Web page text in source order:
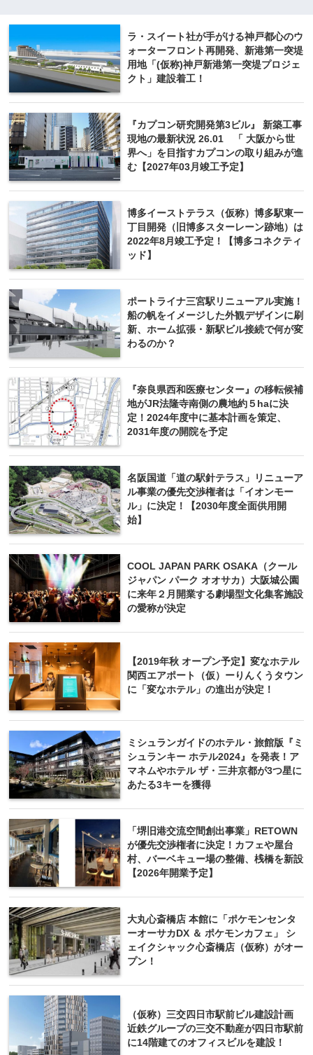
ラ・スイート社が手がける神戸都心のウ
ォーターフロント再開発、新港第一突堤
用地「(仮称)神戸新港第一突堤プロジェ
クト」建設着工！
『カプコン研究開発第3ビル』 新築工事
現地の最新状況 26.01 「 大阪から世
界へ」を目指すカプコンの取り組みが進
む【2027年03月竣工予定】
博多イーストテラス（仮称）博多駅東一
丁目開発（旧博多スターレーン跡地）は
2022年8月竣工予定！【博多コネクティ
ッド】
ポートライナ三宮駅リニューアル実施！
船の帆をイメージした外観デザインに刷
新、ホーム拡張・新駅ビル接続で何が変
わるのか？
『奈良県西和医療センター』の移転候補
地がJR法隆寺南側の農地約５haに決
定！2024年度中に基本計画を策定、
2031年度の開院を予定
名阪国道「道の駅針テラス」リニューア
ル事業の優先交渉権者は「イオンモー
ル」に決定！【2030年度全面供用開
始】
COOL JAPAN PARK OSAKA（クール
ジャパン パーク オオサカ）大阪城公園
に来年２月開業する劇場型文化集客施設
の愛称が決定
【2019年秋 オープン予定】変なホテル
関西エアポート（仮）ーりんくうタウン
に「変なホテル」の進出が決定！
ミシュランガイドのホテル・旅館版『ミ
シュランキー ホテル2024』を発表！ア
マネムやホテル ザ・三井京都が3つ星に
あたる3キーを獲得
「堺旧港交流空間創出事業」RETOWN
が優先交渉権者に決定！カフェや屋台
村、バーベキュー場の整備、桟橋を新設
【2026年開業予定】
大丸心斎橋店 本館に「ポケモンセンタ
ーオーサカDX ＆ ポケモンカフェ」 シ
ェイクシャック心斎橋店（仮称）がオー
プン！
（仮称）三交四日市駅前ビル建設計画
近鉄グループの三交不動産が四日市駅前
に14階建てのオフィスビルを建設！